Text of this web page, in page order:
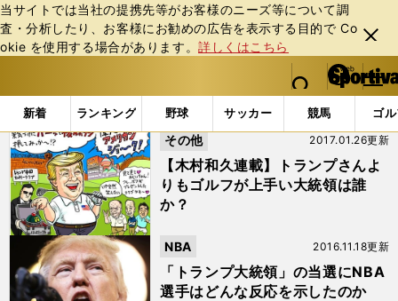
当サイトでは当社の提携先等がお客様のニーズ等について調
査・分析したり、お客様にお勧めの広告を表⽰する⽬的で Co
okie を使⽤する場合があります。詳しくはこちら
閉じ
る
web Sportiva (webスポルティーバ)
検索
マイペ
ー
ジ
メニュ
新着 ランキング 野球 サッカー 競馬 ゴ
b
ス
ポ
ル
テ
ィ
ー
バ
「#アメリカ大統領」の最新ニュース・ 情報
【木村和久連載】トランプさんよ
りもゴルフが上手い大統領は誰
か？
2017.01.26更新
その他
「トランプ大統領」の当選にNBA
選手はどんな反応を示したのか
2016.11.18更新
NBA